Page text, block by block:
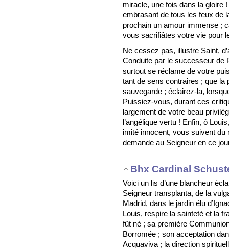
miracle, une fois dans la gloire
embrasant de tous les feux de
prochain un amour immense ;
vous sacrifiâtes votre vie pour
Ne cessez pas, illustre Saint,
Conduite par le successeur de
surtout se réclame de votre
tant de sens contraires ; que la
sauvegarde ; éclairez-la,
Puissiez-vous, durant ces
largement de votre beau
l’angélique vertu ! Enfin, ô
imité innocent, vous suivent du
demande au Seigneur en ce
Bhx Cardinal
Voici un lis d’une blancheur
Seigneur transplanta, de la
Madrid, dans le jardin élu
Louis, respire la sainteté et la
fût né ; sa première
Borromée ; son acceptation
Acquaviva ; la direction